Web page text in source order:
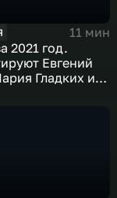
11 мин
2021 год.
Евгений
Гладких и